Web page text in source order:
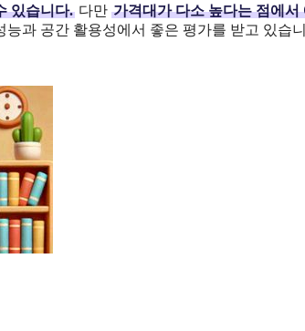
있습니다. 다만 가격대가 다소 높다는 점에서
능과 공간 활용성에서 좋은 평가를 받고 있습